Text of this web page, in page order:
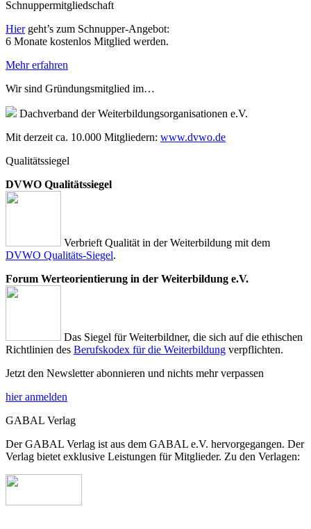
Schnuppermitgliedschaft
Hiergeht’s zum Schnupper-Angebot:
6 Monate kostenlos Mitglied werden.
Mehr erfahren
Wir sind Gründungsmitglied im…
Dachverband der Weiterbildungsorganisationen e.V.
Mit derzeit ca. 10.000 Mitgliedern: www.dvwo.de
Qualitätssiegel
DVWO Qualitätssiegel
Verbrieft Qualität in der Weiterbildung mit dem
DVWO Qualitäts-Siegel.
Forum Werteorientierung in der Weiterbildung e.V.
Das Siegel für Weiterbildner, die sich auf die ethischen
Richtlinien des Berufskodex für die Weiterbildung verpflichten.
Jetzt den Newsletter abonnieren und nichts mehr verpassen
hier anmelden
GABAL Verlag
Der GABAL Verlag ist aus dem GABAL e.V. hervorgegangen. Der
Verlag bietet exklusive Leistungen für Mitglieder. Zu den Verlagen: